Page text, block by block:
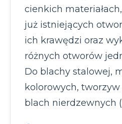
cienkich
już istniejących
ich krawędzi oraz
różnych otworów
Do blachy stalowej,
kolorowych,
blach nierdzewnych